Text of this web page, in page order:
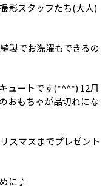
影スタッフたち(大人)
製でお洗濯もできるの
ュートです(*^^*) 12月
おもちゃが品切れにな
スマスまでプレゼント
に♪